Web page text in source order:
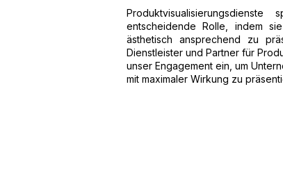
entscheidende Rolle, indem
ästhetisch ansprechend zu
Dienstleister und Partner für
unser Engagement ein, um
mit maximaler Wirkung zu